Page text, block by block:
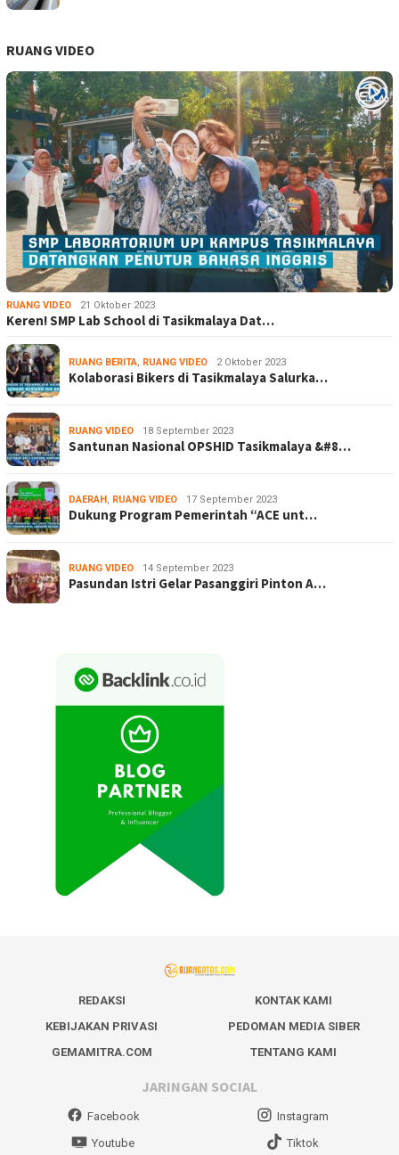
RUANG VIDEO
RUANG VIDEO 21 Oktober 2023
Keren! SMP Lab School di Tasikmalaya Dat…
RUANG BERITA, RUANG VIDEO 2 Oktober 2023
Kolaborasi Bikers di Tasikmalaya Salurka…
RUANG VIDEO 18 September 2023
Santunan Nasional OPSHID Tasikmalaya &#8…
DAERAH , RUANG VIDEO 17 September 2023
Dukung Program Pemerintah “ACE unt…
RUANG VIDEO 14 September 2023
Pasundan Istri Gelar Pasanggiri Pinton A…
REDAKSI
KONTAK KAMI
KEBIJAKAN PRIVASI
PEDOMAN MEDIA SIBER
GEMAMITRA.COM
TENTANG KAMI
JARINGAN SOCIAL
Facebook
Instagram
Youtube
Tiktok